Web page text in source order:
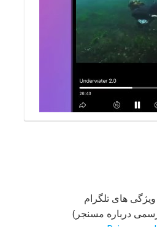
درباره مسنجر)